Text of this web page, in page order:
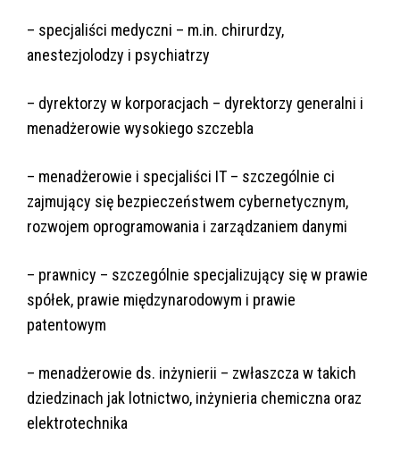
– specjaliści medyczni – m.in. chirurdzy,
anestezjolodzy i psychiatrzy
– dyrektorzy w korporacjach – dyrektorzy generalni i
menadżerowie wysokiego szczebla
– menadżerowie i specjaliści IT – szczególnie ci
zajmujący się bezpieczeństwem cybernetycznym,
rozwojem oprogramowania i zarządzaniem danymi
– prawnicy – szczególnie specjalizujący się w prawie
spółek, prawie międzynarodowym i prawie
patentowym
– menadżerowie ds. inżynierii – zwłaszcza w takich
dziedzinach jak lotnictwo, inżynieria chemiczna oraz
elektrotechnika